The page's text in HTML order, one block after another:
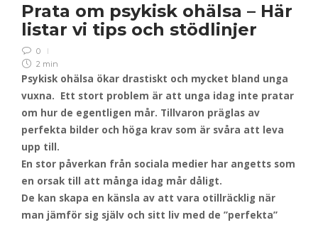
Prata om psykisk ohälsa – Här
listar vi tips och stödlinjer
0
2 min
Psykisk ohälsa ökar drastiskt och mycket bland unga
vuxna. Ett stort problem är att unga idag inte pratar
om hur de egentligen mår. Tillvaron präglas av
perfekta bilder och höga krav som är svåra att leva
upp till.
En stor påverkan från sociala medier har angetts som
en orsak till att många idag mår dåligt.
De kan skapa en känsla av att vara otillräcklig när
man jämför sig själv och sitt liv med de ”perfekta”